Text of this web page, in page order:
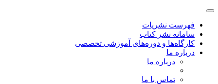
فهرست نشریات
سامانه نشر کتاب
کارگاه‌ها و دوره‌های آموزشی تخصصی
درباره ما
درباره ما
تماس با ما